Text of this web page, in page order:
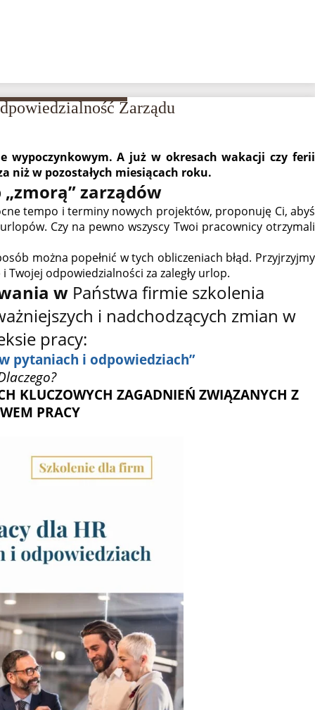
Zarządu
A już w okresach wakacji czy ferii
niż w pozostałych miesiącach roku.
„zmorą” zarządów
tempo i terminy nowych projektów, proponuję Ci, abyś
Czy na pewno wszyscy Twoi pracownicy otrzymali
można popełnić w tych obliczeniach błąd. Przyjrzyjmy
odpowiedzialności za zaległy urlop.
wPaństwa firmie szkolenia
i nadchodzących zmian w
pracy:
pytaniach i odpowiedziach”
KLUCZOWYCH ZAGADNIEŃ ZWIĄZANYCH Z
PRACY